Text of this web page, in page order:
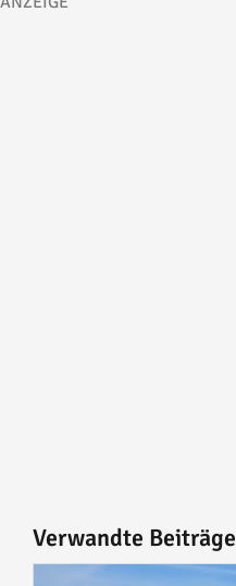
Verwandte Beiträge